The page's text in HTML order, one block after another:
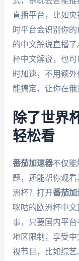
直播平台，比如
时平台会识别你
的中文解说直播
杯中文解说，也
时加速，不用额
能搞定，让你在俄
除了世界
轻松看
番茄加速器不仅能
题，还能帮你观
洲杯？打开番茄加
咪咕的欧洲杯中
事，只要国内平
地区限制，享受
视节目，比如综